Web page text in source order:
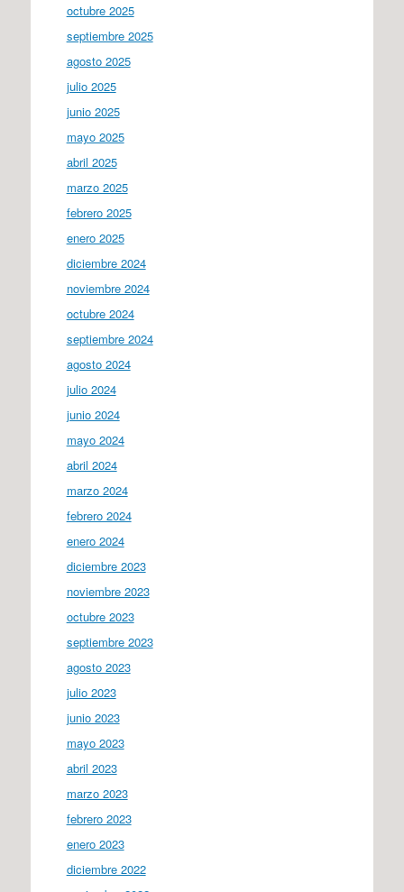
octubre 2025
septiembre 2025
agosto 2025
julio 2025
junio 2025
mayo 2025
abril 2025
marzo 2025
febrero 2025
enero 2025
diciembre 2024
noviembre 2024
octubre 2024
septiembre 2024
agosto 2024
julio 2024
junio 2024
mayo 2024
abril 2024
marzo 2024
febrero 2024
enero 2024
diciembre 2023
noviembre 2023
octubre 2023
septiembre 2023
agosto 2023
julio 2023
junio 2023
mayo 2023
abril 2023
marzo 2023
febrero 2023
enero 2023
diciembre 2022